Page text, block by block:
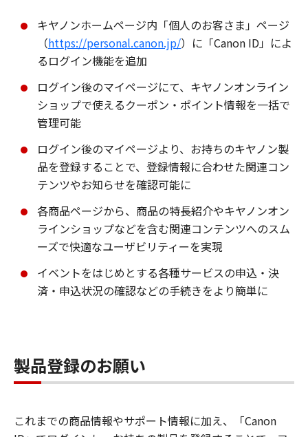
キヤノンホームページ内「個人のお客さま」ページ
（https://personal.canon.jp/）に「Canon ID」によ
るログイン機能を追加
ログイン後のマイページにて、キヤノンオンライン
ショップで使えるクーポン・ポイント情報を一括で
管理可能
ログイン後のマイページより、お持ちのキヤノン製
品を登録することで、登録情報に合わせた関連コン
テンツやお知らせを確認可能に
各商品ページから、商品の特長紹介やキヤノンオン
ラインショップなどを含む関連コンテンツへのスム
ーズで快適なユーザビリティーを実現
イベントをはじめとする各種サービスの申込・決
済・申込状況の確認などの手続きをより簡単に
製品登録のお願い
これまでの商品情報やサポート情報に加え、「Canon